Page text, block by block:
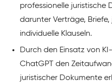
professionelle juristische
darunter Verträge, Briefe,
individuelle Klauseln.
Durch den Einsatz von
ChatGPT den
juristischer Dokumente